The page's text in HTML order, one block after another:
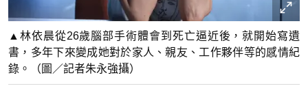
▲林依晨從26歲腦部手術體會到死亡逼近後，就開始寫遺
書，多年下來變成她對於家人、親友、工作夥伴等的感情紀
錄。（圖／記者朱永強攝）